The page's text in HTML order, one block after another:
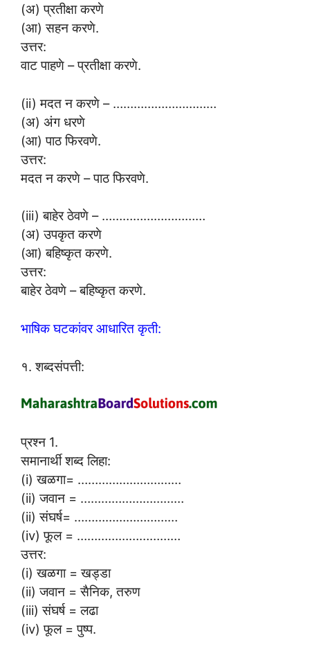
(अ) प्रतीक्षा करणे
(आ) सहन करणे.
उत्तर:
वाट पाहणे – प्रतीक्षा करणे.
(ii) मदत न करणे – …………………………
(अ) अंग धरणे
(आ) पाठ फिरवणे.
उत्तर:
मदत न करणे – पाठ फिरवणे.
(iii) बाहेर ठेवणे – …………………………
(अ) उपकृत करणे
(आ) बहिष्कृत करणे.
उत्तर:
बाहेर ठेवणे – बहिष्कृत करणे.
भाषिक घटकांवर आधारित कृती:
१. शब्दसंपत्ती:
प्रश्न 1.
समानार्थी शब्द लिहा:
(i) खळगा= …………………………
(ii) जवान = …………………………
(ii) संघर्ष= …………………………
(iv) फूल = …………………………
उत्तर:
(i) खळगा = खड्डा
(ii) जवान = सैनिक, तरुण
(iii) संघर्ष = लढा
(iv) फूल = पुष्प.